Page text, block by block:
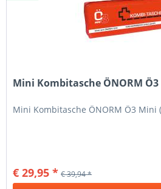
Mini Kombitasche ÖNORM
Mini Kombitasche ÖNORM Ö3 Mini
€ 29,95 * € 39,94 *